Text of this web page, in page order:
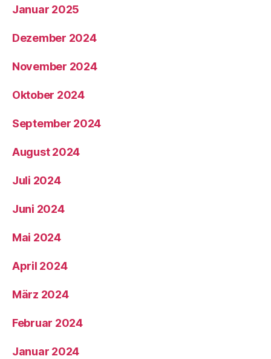
Januar 2025
Dezember 2024
November 2024
Oktober 2024
September 2024
August 2024
Juli 2024
Juni 2024
Mai 2024
April 2024
März 2024
Februar 2024
Januar 2024